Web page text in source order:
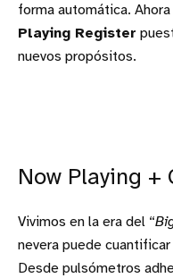
forma automática.
Playing Register
nuevos propósitos.
Now Playing +
Vivimos en la era del “
nevera puede
Desde pulsómetros